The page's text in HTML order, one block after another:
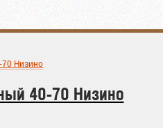
Низино
40-70 Низино